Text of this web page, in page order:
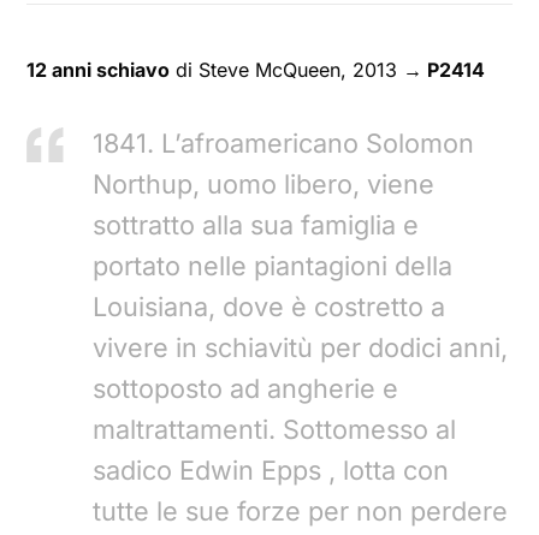
12 anni schiavo di Steve McQueen, 2013 → P2414
1841. L’afroamericano Solomon
Northup, uomo libero, viene
sottratto alla sua famiglia e
portato nelle piantagioni della
Louisiana, dove è costretto a
vivere in schiavitù per dodici anni,
sottoposto ad angherie e
maltrattamenti. Sottomesso al
sadico Edwin Epps , lotta con
tutte le sue forze per non perdere